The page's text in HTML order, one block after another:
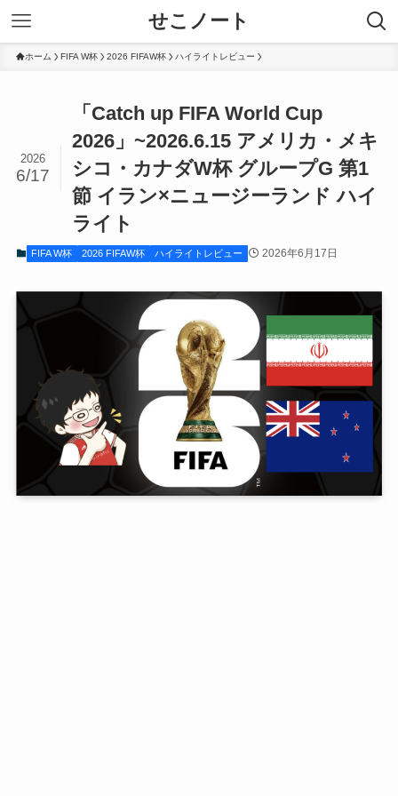
せこノート
ホーム FIFA W杯 2026 FIFAW杯 ハイライトレビュー
「Catch up FIFA World Cup
2026」~2026.6.15 アメリカ・メキ
シコ・カナダW杯 グループG 第1
節 イラン×ニュージーランド ハイ
ライト
2026
6/17
FIFA W杯 2026 FIFAW杯 ハイライトレビュー 2026年6月17日